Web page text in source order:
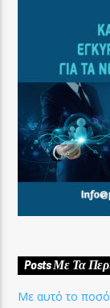
Posts Με Τα
Με αυτό το